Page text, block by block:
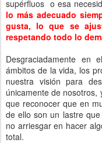
supérfluos o esa
lo más adecuado
gusta, lo que se
respetando todo lo
Desgraciadamente
ámbitos de la vida, los
nuestra visión para
únicamente de nosotros,
que reconocer que en
de ello son un lastre
no arriesgar en hacer
total.